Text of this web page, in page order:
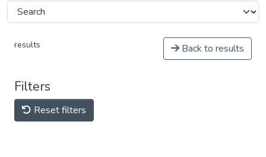
results Back to results
Filters
Reset filters